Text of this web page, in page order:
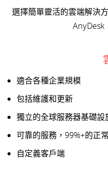
選擇簡單靈活的雲端解決
AnyDesk
適合各種企業規模
包括維護和更新
獨立的全球服務器基礎設
可靠的服務，99%+的正
自定義客戶端